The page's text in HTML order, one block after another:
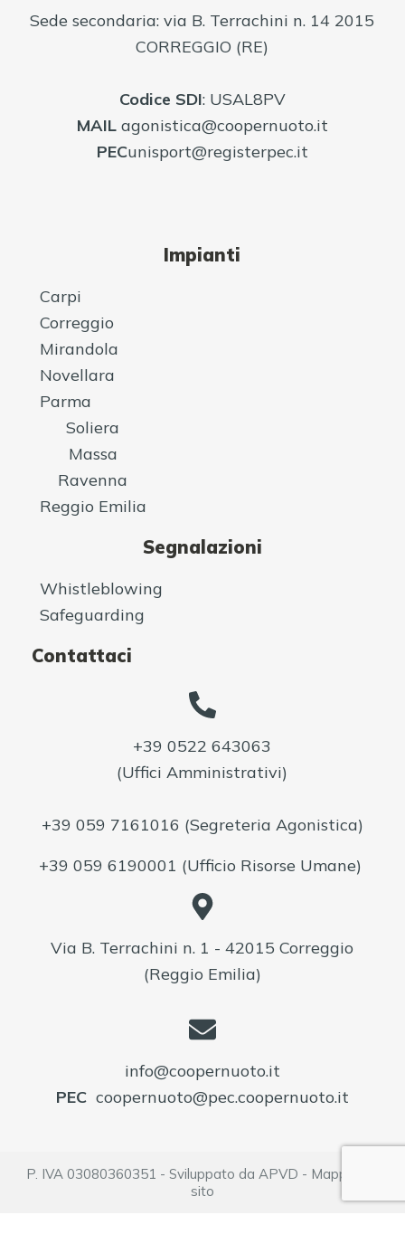
Sede secondaria: via B. Terrachini n. 14 2015
CORREGGIO (RE)
Codice SDI: USAL8PV
MAIL agonistica@coopernuoto.it
PECunisport@registerpec.it
Impianti
Carpi
Correggio
Mirandola
Novellara
Parma
Soliera
Massa
Ravenna
Reggio Emilia
Segnalazioni
Whistleblowing
Safeguarding
Contattaci
+39 0522 643063
(Uffici Amministrativi)
+39 059 7161016 (Segreteria Agonistica)
+39 059 6190001 (Ufficio Risorse Umane)
Via B. Terrachini n. 1 - 42015 Correggio
(Reggio Emilia)
info@coopernuoto.it
PEC coopernuoto@pec.coopernuoto.it
P. IVA 03080360351 - Sviluppato daAPVD - Mappa del
sito